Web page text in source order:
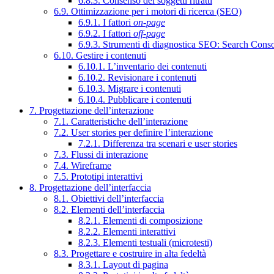
6.9. Ottimizzazione per i motori di ricerca (SEO)
6.9.1. I fattori on-page
6.9.2. I fattori off-page
6.9.3. Strumenti di diagnostica SEO: Search
6.10. Gestire i contenuti
6.10.1. L’inventario dei contenuti
6.10.2. Revisionare i contenuti
6.10.3. Migrare i contenuti
6.10.4. Pubblicare i contenuti
7. Progettazione dell’interazione
7.1. Caratteristiche dell’interazione
7.2. User stories per definire l’interazione
7.2.1. Differenza tra scenari e user stories
7.3. Flussi di interazione
7.4. Wireframe
7.5. Prototipi interattivi
8. Progettazione dell’interfaccia
8.1. Obiettivi dell’interfaccia
8.2. Elementi dell’interfaccia
8.2.1. Elementi di composizione
8.2.2. Elementi interattivi
8.2.3. Elementi testuali (microtesti)
8.3. Progettare e costruire in alta fedeltà
8.3.1. Layout di pagina